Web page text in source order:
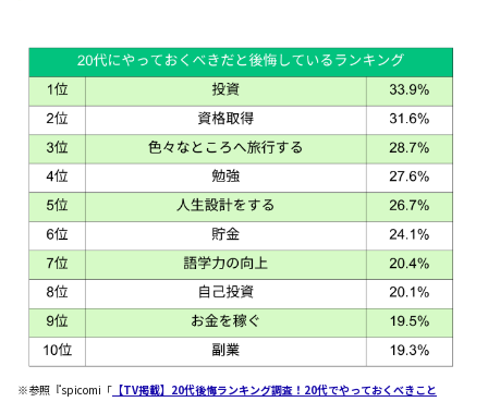
※参照『spicomi「 【TV掲載】20代後悔ランキング調査！20代でやっておくべきこと